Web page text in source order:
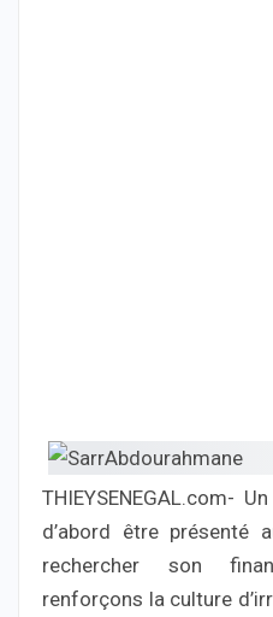
THIEYSENEGAL.com-
d’abord être présenté
rechercher son
renforçons la culture